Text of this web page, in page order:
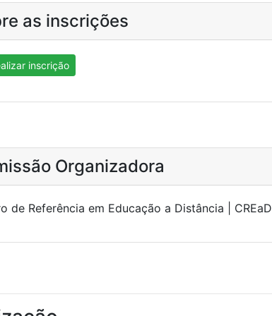
as inscrições
inscrição
Organizadora
de Referência em Educação a Distância | CREaD